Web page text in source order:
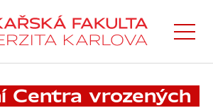
Centra vrozených